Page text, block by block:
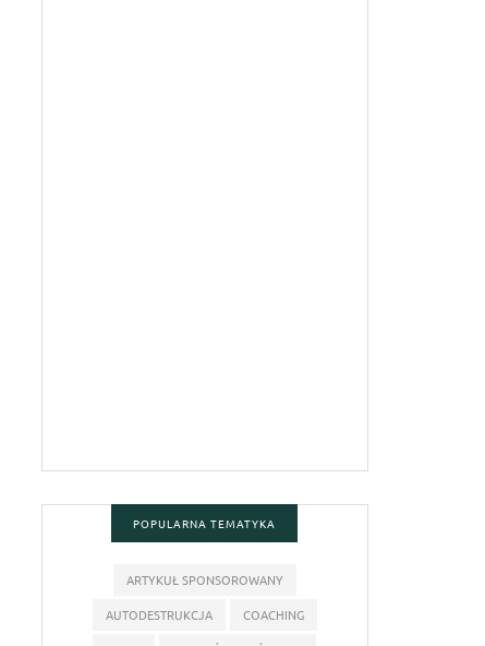
POPULARNA TEMATYKA
ARTYKUŁ SPONSOROWANY
AUTODESTRUKCJA
COACHING